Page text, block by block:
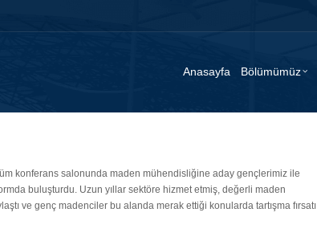
Anasayfa Bölümümüz
konferans salonunda maden mühendisliğine aday gençlerimiz ile
buluşturdu. Uzun yıllar sektöre hizmet etmiş, değerli maden
ve genç madenciler bu alanda merak ettiği konularda tartışma fırsatı